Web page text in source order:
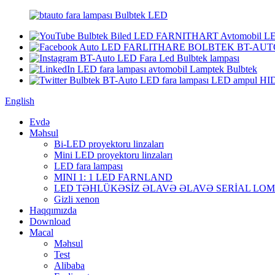
English
Evdə
Məhsul
Bi-LED proyektoru linzaları
Mini LED proyektoru linzaları
LED fara lampası
MINI 1: 1 LED FARNLAND
LED TƏHLÜKƏSİZ ƏLAVƏ ƏLAVƏ SERİAL
Gizli xenon
Haqqımızda
Download
Macal
Məhsul
Test
Alibaba